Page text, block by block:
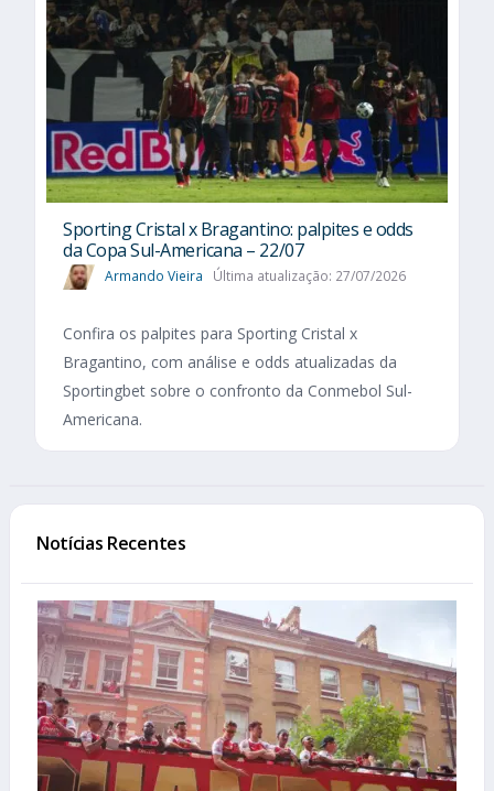
Sporting Cristal x Bragantino: palpites e odds
da Copa Sul-Americana – 22/07
Armando Vieira Última atualização: 27/07/2026
Confira os palpites para Sporting Cristal x
Bragantino, com análise e odds atualizadas da
Sportingbet sobre o confronto da Conmebol Sul-
Americana.
Notícias Recentes